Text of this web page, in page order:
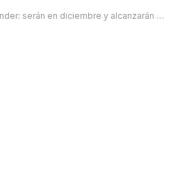
diciembre y alcanzarán a más de 20 mil alumnos correntinos